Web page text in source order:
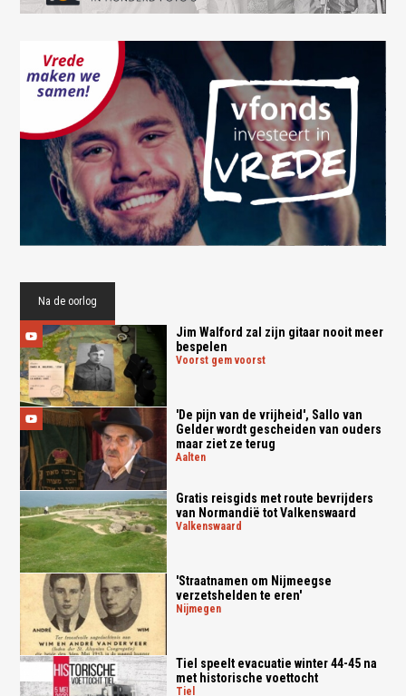
Na de oorlog
Jim Walford zal zijn gitaar nooit meer
bespelen
voorst gem voorst
'De pijn van de vrijheid', Sallo van
Gelder wordt gescheiden van ouders
maar ziet ze terug
aalten
Gratis reisgids met route bevrijders
van Normandië tot Valkenswaard
valkenswaard
'Straatnamen om Nijmeegse
verzetshelden te eren'
nijmegen
Tiel speelt evacuatie winter 44-45 na
met historische voettocht
tiel